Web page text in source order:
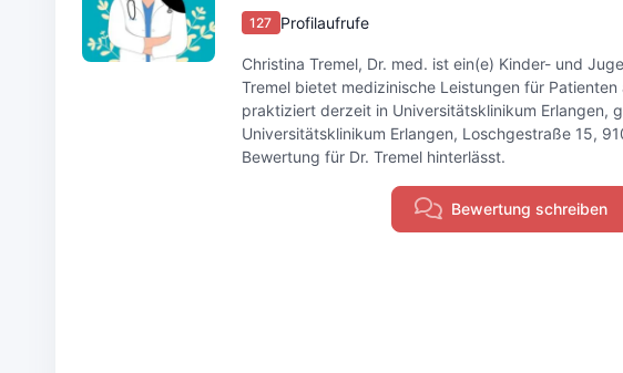
127 Profilaufrufe
Christina Tremel, Dr. med. ist ein(e) Kinder- und
Tremel bietet medizinische Leistungen für
praktiziert derzeit in Universitätsklinikum Erlangen,
Universitätsklinikum Erlangen, Loschgestraße 15,
Bewertung für Dr. Tremel hinterlässt.
Bewertung schreiben